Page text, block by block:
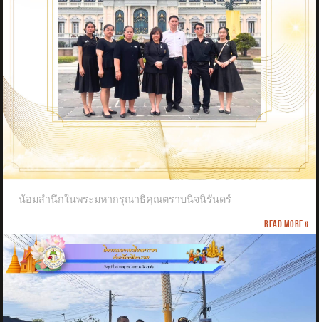
น้อมสำนึกในพระมหากรุณาธิคุณตราบนิจนิรันดร์
Read more »